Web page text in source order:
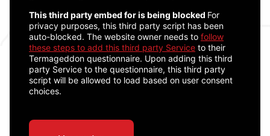
CAPTCHA
This third party embed for is being blocked For
privacy purposes, this third party script has been
auto-blocked. The website owner needs to follow
these steps to add this third party Service to their
Termageddon questionnaire. Upon adding this third
party Service to the questionnaire, this third party
script will be allowed to load based on user consent
choices.